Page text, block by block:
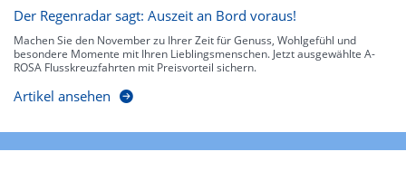
Der Regenradar sagt: Auszeit an Bord voraus!
Machen Sie den November zu Ihrer Zeit für Genuss, Wohlgefühl und
besondere Momente mit Ihren Lieblingsmenschen. Jetzt ausgewählte A-
ROSA Flusskreuzfahrten mit Preisvorteil sichern.
Artikel ansehen